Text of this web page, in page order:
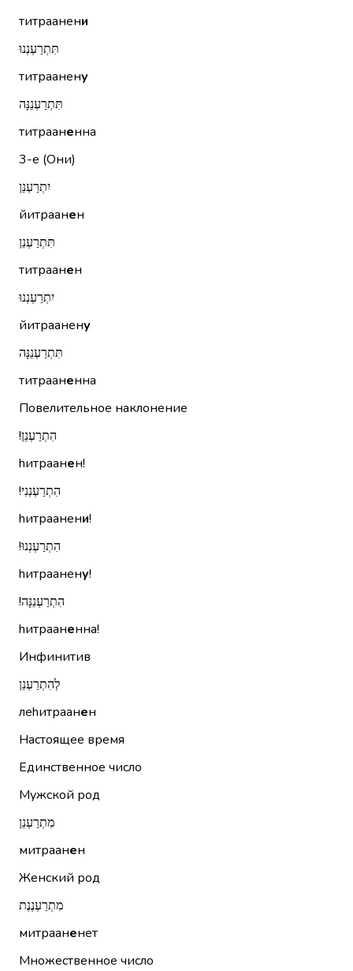
титраанени
תִּתְרַעְנְנוּ
титраанену
תִּתְרַעְנֵנָּה
титрааненна
3-е (Они)
יִתְרַעְנֵן
йитраанен
תִּתְרַעְנֵן
титраанен
יִתְרַעְנְנוּ
йитраанену
תִּתְרַעְנֵנָּה
титрааненна
Повелительное наклонение
הִתְרַעְנֵן!‏
hитраанен!
הִתְרַעְנְנִי!‏
hитраанени!
הִתְרַעְנְנוּ!‏
hитраанену!
הִתְרַעְנֵנָּה!‏
hитрааненна!
Инфинитив
לְהִתְרַעְנֵן
леhитраанен
Настоящее время
Единственное число
Мужской род
מִתְרַעְנֵן
митраанен
Женский род
מִתְרַעְנֶנֶת
митрааненет
Множественное число